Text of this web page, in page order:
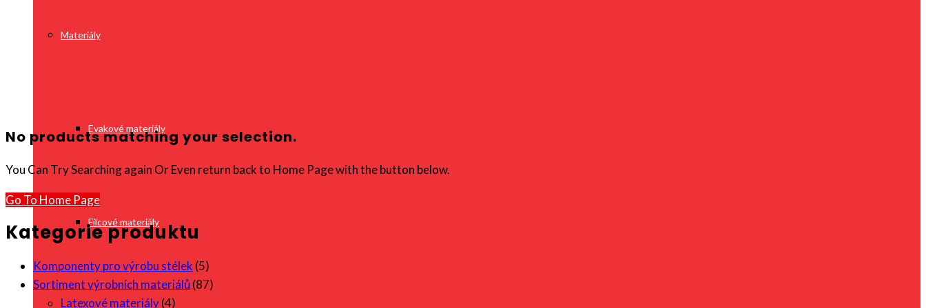
Materiály
Evakové materiály
Filcové materiály
No products matching your selection.
You Can Try Searching again Or Even return back to Home Page with the button below.
Go To Home Page
Kategorie produktu
Komponenty pro výrobu stélek (5)
Sortiment výrobních materiálů(87)
Latexové materiály(4)